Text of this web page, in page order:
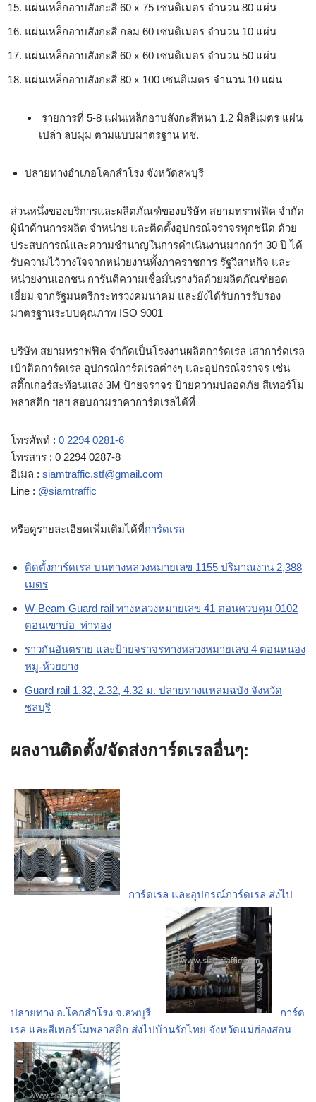
แผ่นเหล็กอาบสังกะสี 60 x 75 เซนติเมตร จำนวน 80 แผ่น
แผ่นเหล็กอาบสังกะสี กลม 60 เซนติเมตร จำนวน 10 แผ่น
แผ่นเหล็กอาบสังกะสี 60 x 60 เซนติเมตร จำนวน 50 แผ่น
แผ่นเหล็กอาบสังกะสี 80 x 100 เซนติเมตร จำนวน 10 แผ่น
รายการที่ 5-8 แผ่นเหล็กอาบสังกะสีหนา 1.2 มิลลิเมตร แผ่น
เปล่า ลบมุม ตามแบบมาตรฐาน ทช.
ปลายทางอำเภอโคกสำโรง จังหวัดลพบุรี
ส่วนหนึ่งของบริการและผลิตภัณฑ์ของบริษัท สยามทราฟฟิค จำกัด
ผู้นำด้านการผลิต จำหน่าย และติดตั้งอุปกรณ์จราจรทุกชนิด ด้วย
ประสบการณ์และความชำนาญในการดำเนินงานมากกว่า 30 ปี ได้
รับความไว้วางใจจากหน่วยงานทั้งภาคราชการ รัฐวิสาหกิจ และ
หน่วยงานเอกชน การันตีความเชื่อมั่นรางวัลด้วยผลิตภัณฑ์ยอด
เยี่ยม จากรัฐมนตรีกระทรวงคมนาคม และยังได้รับการรับรอง
มาตรฐานระบบคุณภาพ ISO 9001
บริษัท สยามทราฟฟิค จำกัดเป็นโรงงานผลิตการ์ดเรล เสาการ์ดเรล
เป้าติดการ์ดเรล อุปกรณ์การ์ดเรลต่างๆ และอุปกรณ์จราจร เช่น
สติ๊กเกอร์สะท้อนแสง 3M ป้ายจราจร ป้ายความปลอดภัย สีเทอร์โม
พลาสติก ฯลฯ สอบถามราคาการ์ดเรลได้ที่
โทรศัพท์ : 0 2294 0281-6
โทรสาร : 0 2294 0287-8
อีเมล : siamtraffic.stf@gmail.com
Line : @siamtraffic
หรือดูรายละเอียดเพิ่มเติมได้ที่การ์ดเรล
ติดตั้งการ์ดเรล บนทางหลวงหมายเลข 1155 ปริมาณงาน 2,388
เมตร
W-Beam Guard rail ทางหลวงหมายเลข 41 ตอนควบคุม 0102
ตอนเขาบ่อ–ท่าทอง
ราวกันอันตราย และป้ายจราจรทางหลวงหมายเลข 4 ตอนหนอง
หมู-ห้วยยาง
Guard rail 1.32, 2.32, 4.32 ม. ปลายทางแหลมฉบัง จังหวัด
ชลบุรี
ผลงานติดตั้ง/จัดส่งการ์ดเรลอื่นๆ:
การ์ดเรล และอุปกรณ์การ์ดเรล ส่งไป
ปลายทาง อ.โคกสำโรง จ.ลพบุรี
การ์ด
เรล และสีเทอร์โมพลาสติก ส่งไปบ้านรักไทย จังหวัดแม่ฮ่องสอน